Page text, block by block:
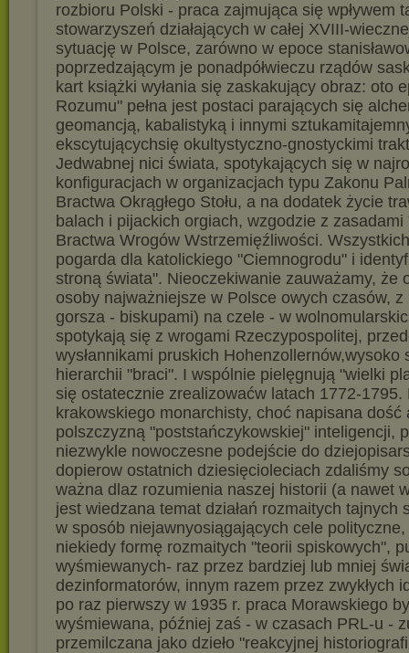
rozbioru Polski - praca zajmująca się wpływem
stowarzyszeń działających w całej XVIII-
sytuację w Polsce, zarówno w epoce
poprzedzającym je ponadpółwieczu rządów
kart książki wyłania się zaskakujący obraz: oto
Rozumu" pełna jest postaci parających się
geomancją, kabalistyką i innymi
ekscytującychsię okultystyczno-gnostyckimi
Jedwabnej nici świata, spotykających się w
konfiguracjach w organizacjach typu Zakonu
Bractwa Okrągłego Stołu, a na dodatek życie
balach i pijackich orgiach, wzgodzie z zasadami
Bractwa Wrogów Wstrzemięźliwości.
pogarda dla katolickiego "Ciemnogrodu" i
stroną świata". Nieoczekiwanie zauważamy, że
osoby najważniejsze w Polsce owych czasów, z
gorsza - biskupami) na czele - w
spotykają się z wrogami Rzeczypospolitej,
wysłannikami pruskich Hohenzollernów,wysoko
hierarchii "braci". I wspólnie pielęgnują "wielki
się ostatecznie zrealizowaćw latach 1772-1795.
krakowskiego monarchisty, choć napisana dość
polszczyzną "poststańczykowskiej" inteligencji,
niezwykle nowoczesne podejście do
dopierow ostatnich dziesięcioleciach zdaliśmy
ważna dlaz rozumienia naszej historii (a nawet
jest wiedzana temat działań rozmaitych tajnych
w sposób niejawnyosiągających cele
niekiedy formę rozmaitych "teorii spiskowych",
wyśmiewanych- raz przez bardziej lub mniej
dezinformatorów, innym razem przez zwykłych
po raz pierwszy w 1935 r. praca Morawskiego
wyśmiewana, później zaś - w czasach PRL-u -
przemilczana jako dzieło "reakcyjnej